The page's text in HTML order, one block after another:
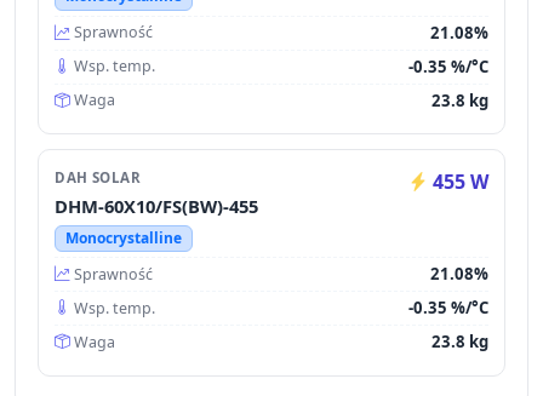
Sprawność
21.08%
Wsp. temp. -0.35 %/°C
Waga 23.8 kg
DAH SOLAR 455 W
DHM-60X10/FS(BW)-455
Monocrystalline
Sprawność
21.08%
Wsp. temp. -0.35 %/°C
Waga 23.8 kg